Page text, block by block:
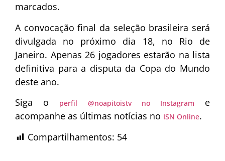
marcados.
A convocação final da seleção brasileira será
divulgada no próximo dia 18, no Rio de
Janeiro. Apenas 26 jogadores estarão na lista
definitiva para a disputa da Copa do Mundo
deste ano.
Siga o
perfil @noapitoistv no Instagram
e
acompanhe as últimas notícias no ISN Online.
Compartilhamentos: 54